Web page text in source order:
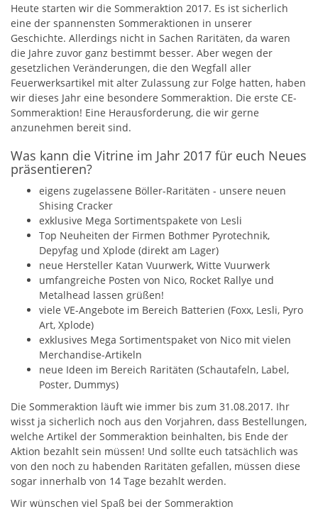
Heute starten wir die Sommeraktion 2017. Es ist sicherlich
eine der spannensten Sommeraktionen in unserer
Geschichte. Allerdings nicht in Sachen Raritäten, da waren
die Jahre zuvor ganz bestimmt besser. Aber wegen der
gesetzlichen Veränderungen, die den Wegfall aller
Feuerwerksartikel mit alter Zulassung zur Folge hatten, haben
wir dieses Jahr eine besondere Sommeraktion. Die erste CE-
Sommeraktion! Eine Herausforderung, die wir gerne
anzunehmen bereit sind.
Was kann die Vitrine im Jahr 2017 für euch Neues
präsentieren?
eigens zugelassene Böller-Raritäten - unsere neuen
Shising Cracker
exklusive Mega Sortimentspakete von Lesli
Top Neuheiten der Firmen Bothmer Pyrotechnik,
Depyfag und Xplode (direkt am Lager)
neue Hersteller Katan Vuurwerk, Witte Vuurwerk
umfangreiche Posten von Nico, Rocket Rallye und
Metalhead lassen grüßen!
viele VE-Angebote im Bereich Batterien (Foxx, Lesli, Pyro
Art, Xplode)
exklusives Mega Sortimentspaket von Nico mit vielen
Merchandise-Artikeln
neue Ideen im Bereich Raritäten (Schautafeln, Label,
Poster, Dummys)
Die Sommeraktion läuft wie immer bis zum 31.08.2017. Ihr
wisst ja sicherlich noch aus den Vorjahren, dass Bestellungen,
welche Artikel der Sommeraktion beinhalten, bis Ende der
Aktion bezahlt sein müssen! Und sollte euch tatsächlich was
von den noch zu habenden Raritäten gefallen, müssen diese
sogar innerhalb von 14 Tage bezahlt werden.
Wir wünschen viel Spaß bei der Sommeraktion